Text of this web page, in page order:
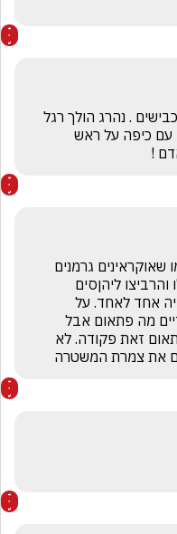
!
את צמרת המשטרה